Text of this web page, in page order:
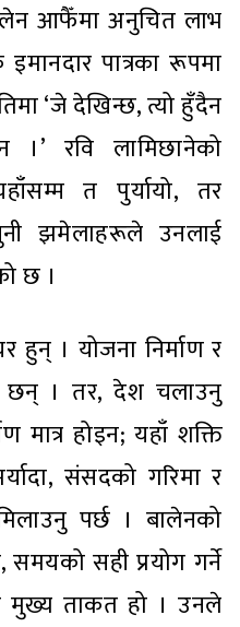
आफैँमा अनुचित लाभ
इमानदार पात्रका रूपमा
‘जे देखिन्छ, त्यो हुँदैन
रवि लामिछानेको
त पुर्यायो, तर
झमेलाहरूले उनलाई
छ ।
। योजना निर्माण र
छन् । तर, देश चलाउनु
मात्र होइन; यहाँ शक्ति
संसदको गरिमा र
पर्छ । बालेनको
सही प्रयोग गर्ने
मुख्य ताकत हो । उनले